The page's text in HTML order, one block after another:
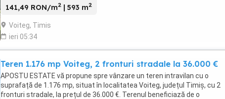
141,49 RON/m2 | 593 m2
Voiteg, Timis
ieri 05:34
Teren 1.176 mp Voiteg, 2 fronturi stradale la 36.000 €
APOSTU ESTATE vă propune spre vânzare un teren intravilan cu o
suprafață de 1.176 mp, situat în localitatea Voiteg, județul Timiș, cu 2
fronturi stradale, la prețul de 36.000 €. Terenul beneficiază de o